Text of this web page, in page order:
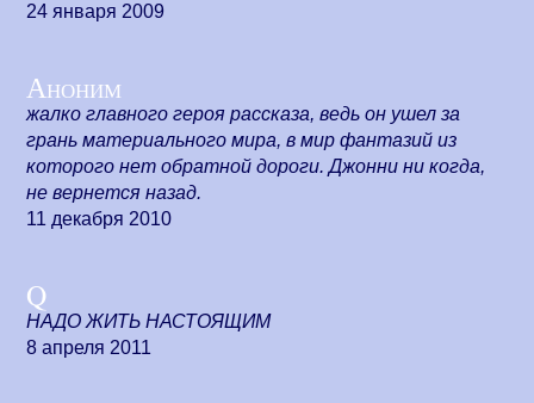
24 января 2009
Аноним
жалко главного героя рассказа, ведь он ушел за
грань материального мира, в мир фантазий из
которого нет обратной дороги. Джонни ни когда,
не вернется назад.
11 декабря 2010
Q
НАДО ЖИТЬ НАСТОЯЩИМ
8 апреля 2011